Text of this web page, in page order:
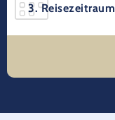
3. Reisezeitraum